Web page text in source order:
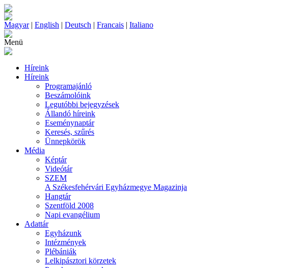
Magyar| English | Deutsch | Francais | Italiano
Menü
Híreink
Híreink
Programajánló
Beszámolóink
Legutóbbi bejegyzések
Állandó híreink
Eseménynaptár
Keresés, szűrés
Ünnepkörök
Média
Képtár
Videótár
SZEM
A Székesfehérvári Egyházmegye Magazinja
Hangtár
Szentföld 2008
Napi evangélium
Adattár
Egyházunk
Intézmények
Plébániák
Lelkipásztori körzetek